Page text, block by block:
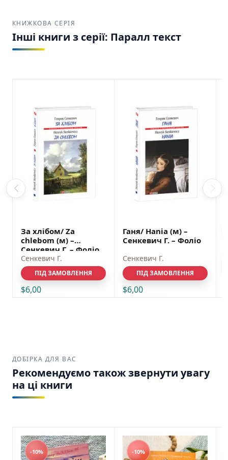
КНИЖКОВА СЕРІЯ
Інші книги з серії: Паралл текст
За хлібом/ Za
chlebom (м) –
Сенкевич Г. – Фоліо
Сенкевич Г.
ПІД ЗАМОВЛЕННЯ
$6,00
Ганя/ Hania (м) –
Сенкевич Г. – Фоліо
Сенкевич Г.
ПІД ЗАМОВЛЕННЯ
$6,00
ДОБІРКА ДЛЯ ВАС
Рекомендуємо також звернути увагу
на ці книги
-10% -10%